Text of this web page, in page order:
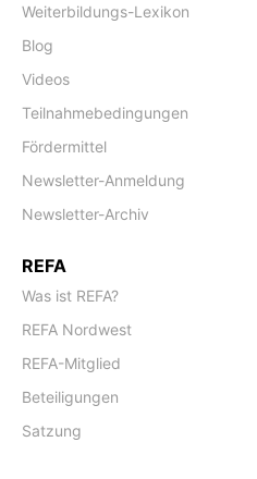
Weiterbildungs-Lexikon
Blog
Videos
Teilnahmebedingungen
Fördermittel
Newsletter-Anmeldung
Newsletter-Archiv
REFA
Was ist REFA?
REFA Nordwest
REFA-Mitglied
Beteiligungen
Satzung